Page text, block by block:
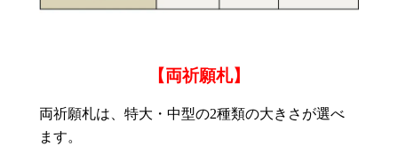
【両祈願札】
両祈願札は、特大・中型の2種類の大きさが選べ
ます。